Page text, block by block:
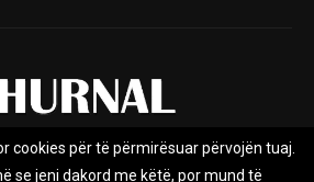
Impresumi Marketing
Kontakt
cookies për të përmirësuar përvojën tuaj.
se jeni dakord me këtë, por mund të